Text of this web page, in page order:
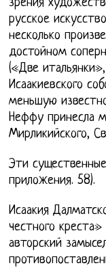
русское
несколько
достойном
(«Две
Исаакиевского
меньшую
Неффу принесла
Мирликийского,
Эти
приложения. 58).
Исаакия
честного
авторский